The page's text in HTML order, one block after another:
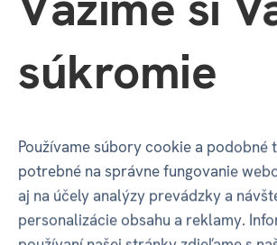
číslo
Autor hry Martino
Doba hrania
Grafika Xavier
súkromie
Používame súbory cookie a podobné
potrebné na správne fungovanie
aj na účely analýzy prevádzky a
personalizácie obsahu a reklamy.